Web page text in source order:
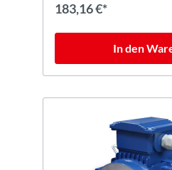
183,16 €*
In den